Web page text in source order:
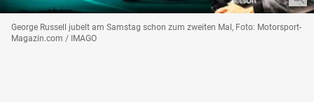
George Russell jubelt am Samstag schon zum zweiten Mal, Foto: Motorsport-
Magazin.com / IMAGO